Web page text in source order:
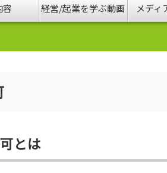
容 経営/起業を学ぶ動画 メディ
とは